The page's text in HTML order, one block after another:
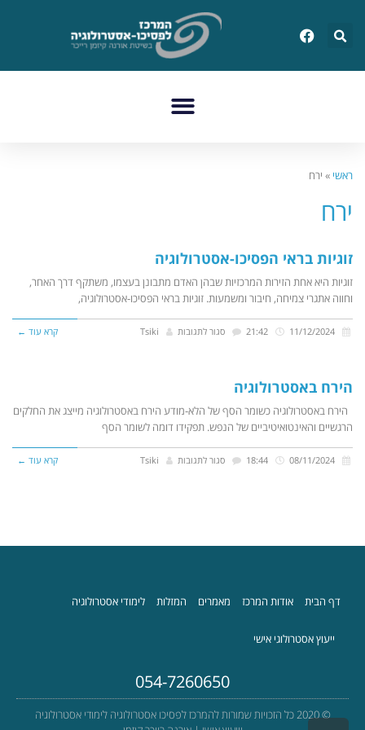
ראשי » ירח
ירח
זוגיות בראי הפסיכו-אסטרולוגיה
זוגיות היא אחת הזירות המרכזיות שבהן האדם מתבונן בעצמו, משתקף דרך האחר,
וחווה אתגרי צמיחה, חיבור ומשמעות. זוגיות בראי הפסיכו-אסטרולוגיה,
סגור לתגובות Tsiki קרא עוד ←
הירח באסטרולוגיה
הירח באסטרולוגיה כשומר הסף של הלא-מודע הירח באסטרולוגיה מייצג את החלקים
הרגשיים והאינטואיטיביים של הנפש. תפקידו דומה לשומר הסף
סגור לתגובות Tsiki קרא עוד ←
דף הבית אודות המרכז מאמרים המזלות לימודי אסטרולוגיה
ייעוץ אסטרולוגי אישי
054-7260650
© 2020 כל הזכויות שמורות להמרכז לפסיכו אסטרולוגיה לימודי אסטרולוגיה